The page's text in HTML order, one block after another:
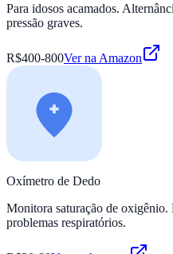
Para idosos acamados.
pressão graves.
R$400-800Ver na Amazon
Oxímetro de Dedo
Monitora saturação de oxigênio.
problemas respiratórios.